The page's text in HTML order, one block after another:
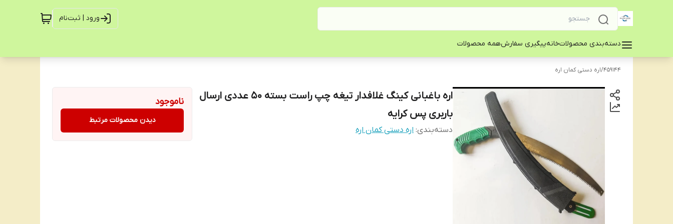
ورود | ثبت‌نام
دسته‌بندی محصولاتخانهپیگیری سفارشهمه محصولات
459144
/اره دستی کمان اره
اره باغبانی کینگ غلافدار تیغه چپ راست بسته 50 عددی ارسال
باربری پس کرایه
دسته‌بندی: اره دستی کمان اره
ناموجود
دیدن محصولات مرتبط